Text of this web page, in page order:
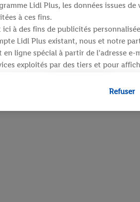
Lidl Plus, les données issues
à ces fins.
à des fins de publicités
Lidl Plus existant, nous et notre
ligne spécial à partir de l’adresse
exploités par des tiers et pour
et dont dispose Criteo S.A.
les publicités liées au reciblage, c’est-
montré de l’intérêt (par exemple en
Refuser